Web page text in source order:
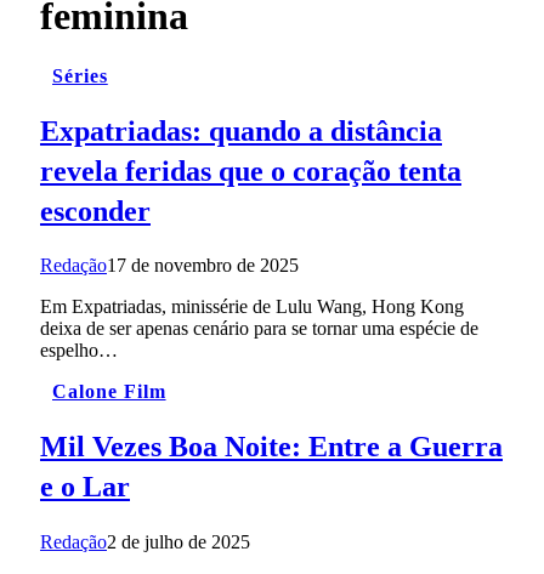
feminina
Séries
Expatriadas: quando a distância
revela feridas que o coração tenta
esconder
Redação17 de novembro de 2025
Em Expatriadas, minissérie de Lulu Wang, Hong Kong
deixa de ser apenas cenário para se tornar uma espécie de
espelho…
Calone Film
Mil Vezes Boa Noite: Entre a Guerra
e o Lar
Redação2 de julho de 2025